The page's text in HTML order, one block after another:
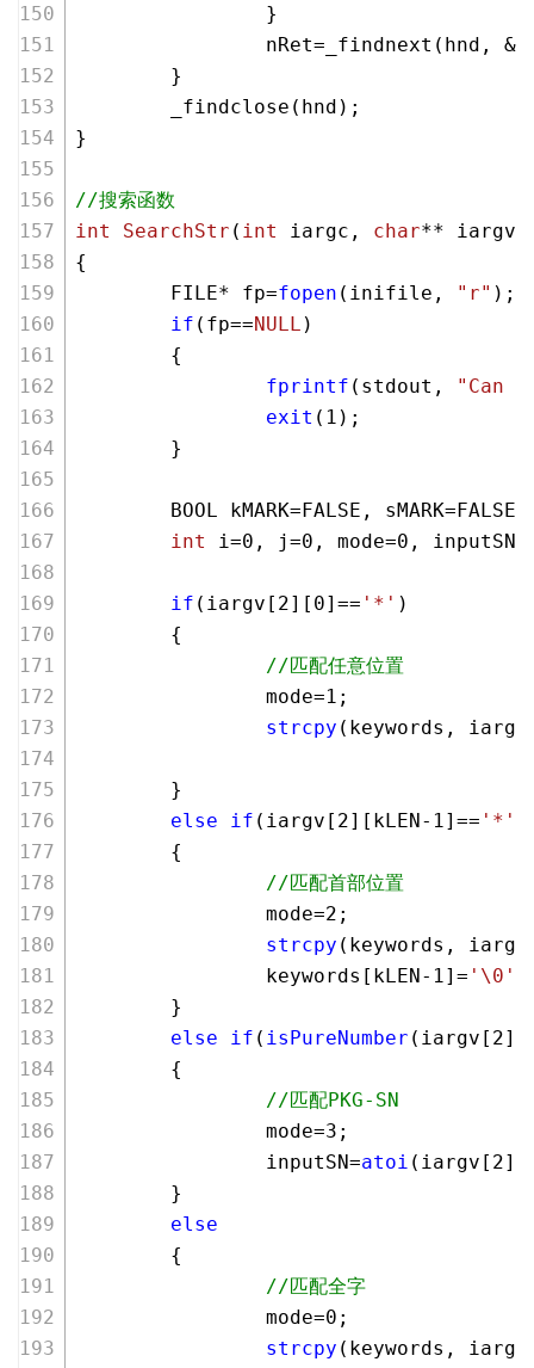
                }
nRet=_findnext(hnd,
        }
        _findclose(hnd);
}
//搜索函数
int
SearchStr ( int iargc, char**
{
        FILE* fp=
fopen (inifile, "r" );
if (fp==NULL )
        {
fprintf (stdout,
"Can
exit ( 1 );
        }
        BOOL kMARK=FALSE, sMARK=FALSE;
int
i=0 , j=0 , mode=0 , inputSN=
if (iargv[ 2][ 0]== '*' )
        {
//匹配任意位置
                mode=
1 ;
strcpy (keywords,
        }
else
if (iargv[ 2][kLEN-1]== '*'
        {
//匹配首部位置
                mode=
2 ;
strcpy (keywords,
                keywords[kLEN
-1]= '\0'
        }
else
if ( isPureNumber (iargv[ 2
        {
//匹配PKG-SN
                mode=
3 ;
                inputSN=
atoi (iargv[ 2
        }
else
        {
//匹配全字
                mode=
0 ;
strcpy (keywords,